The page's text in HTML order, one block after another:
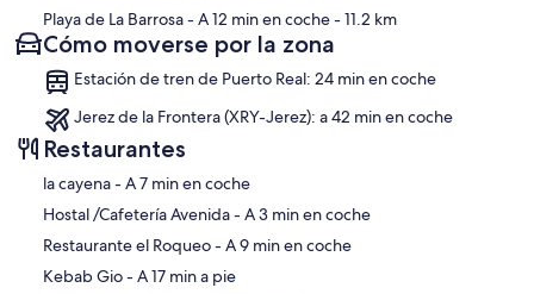
Playa de La Barrosa- A 12 min en coche- 11.2 km
Cómo moverse por la zona
Estación de tren de Puerto Real: 24 min en coche
Jerez de la Frontera (XRY-Jerez): a 42 min en coche
Restaurantes
‪la cayena - ‬A 7 min en coche
‪Hostal /Cafetería Avenida - ‬A 3 min en coche
‪Restaurante el Roqueo - ‬A 9 min en coche
‪Kebab Gio - ‬A 17 min a pie